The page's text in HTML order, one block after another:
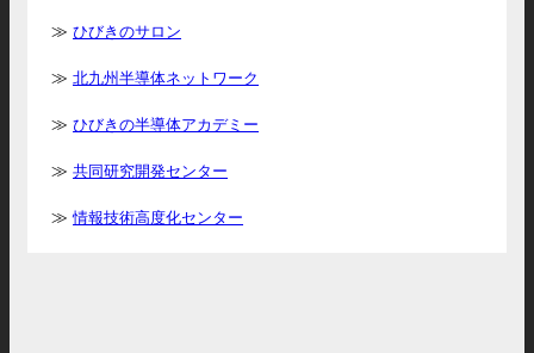
ひびきのサロン
北九州半導体ネットワーク
ひびきの半導体アカデミー
共同研究開発センター
情報技術高度化センター